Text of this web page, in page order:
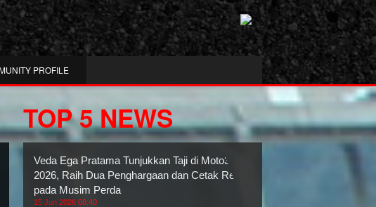
PROFILE
TOP 5 NEWS
Veda Ega Pratama Tunjukkan Taji di Moto3
2026, Raih Dua Penghargaan dan Cetak Rekor
pada Musim Perda
15 Jun 2026 08:40